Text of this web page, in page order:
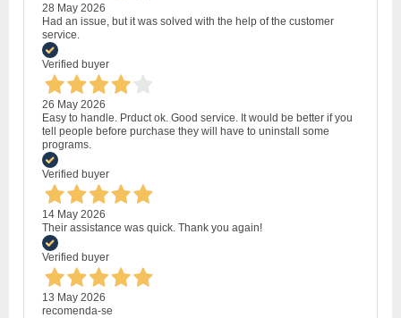
28 May 2026
Had an issue, but it was solved with the help of the customer
service.
Verified buyer
26 May 2026
Easy to handle. Prduct ok. Good service. It would be better if you
tell people before purchase they will have to uninstall some
programs.
Verified buyer
14 May 2026
Their assistance was quick. Thank you again!
Verified buyer
13 May 2026
recomenda-se